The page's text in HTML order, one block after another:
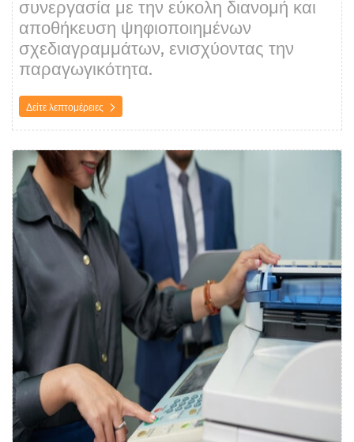
συνεργασία με την εύκολη διανομή και
αποθήκευση ψηφιοποιημένων
σχεδιαγραμμάτων, ενισχύοντας την
παραγωγικότητα.
Δείτε λεπτομέρειες
Δείτε λεπτομέρειες Φωτοτυπίες